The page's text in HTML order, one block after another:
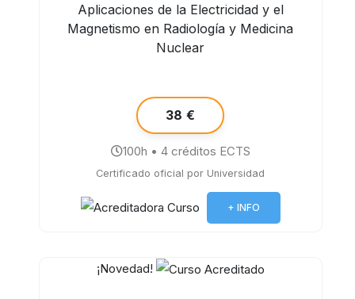
Aplicaciones de la Electricidad y el
Magnetismo en Radiología y Medicina
Nuclear
38 €
100h • 4 créditos ECTS
Certificado oficial por Universidad
+ INFO
¡Novedad!